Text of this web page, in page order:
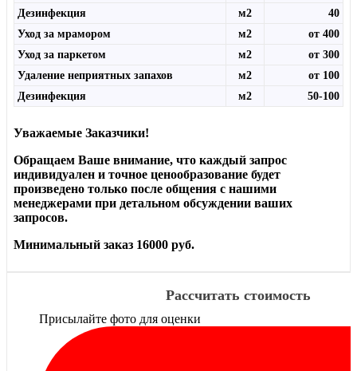
Дезинфекция
м2
40
Уход за мрамором
м2
от 400
Уход за паркетом
м2
от 300
Удаление неприятных запахов
м2
от 100
Дезинфекция
м2 50-100
Уважаемые Заказчики!
Обращаем Ваше внимание, что каждый запрос
индивидуален и точное ценообразование будет
произведено только после общения с нашими
менеджерами при детальном обсуждении ваших
запросов.
Минимальный заказ 16000 руб.
Рассчитать стоимость
Присылайте фото для оценки